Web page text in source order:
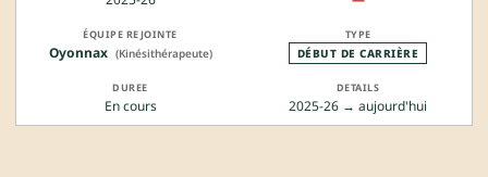
Oyonnax (Kinésithérapeute) DÉBUT DE CARRIÈRE
En cours 2025-26 → aujourd'hui